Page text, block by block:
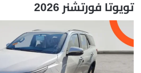
تويوتا فورتشنر 2026